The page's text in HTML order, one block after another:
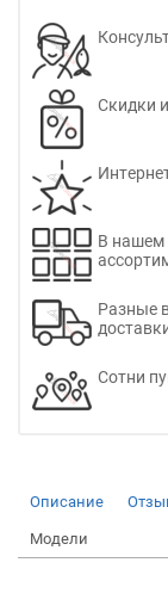
Скидки
В нашем
Разные
Сотни
Описание
Модели